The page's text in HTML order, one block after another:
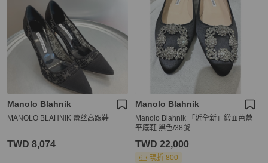
Manolo Blahnik
MANOLO BLAHNIK 蕾丝高跟鞋
TWD 8,074
Manolo Blahnik
Manolo Blahnik 「近全新」緞面芭蕾
平底鞋 黑色/38號
TWD 22,000
現折 800